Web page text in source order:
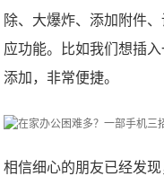
除、大爆炸、添加附件
应功能。比如我们想插
添加，非常便捷。
相信细心的朋友已经发